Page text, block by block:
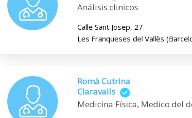
Análisis clinicos
Calle Sant Josep, 27
Les Franqueses del Vallès
Romà Cutrina
Claravalls
Medicina Física, Medico del